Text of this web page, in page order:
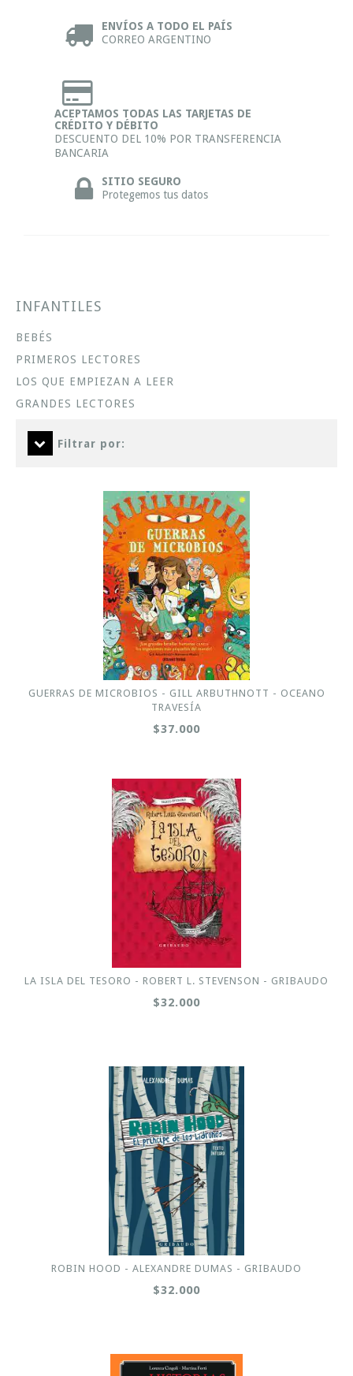
ENVÍOS A TODO EL PAÍS
CORREO ARGENTINO
ACEPTAMOS TODAS LAS TARJETAS DE
CRÉDITO Y DÉBITO
DESCUENTO DEL 10% POR TRANSFERENCIA
BANCARIA
SITIO SEGURO
Protegemos tus datos
INFANTILES
BEBÉS
PRIMEROS LECTORES
LOS QUE EMPIEZAN A LEER
GRANDES LECTORES
Filtrar por:
GUERRAS DE MICROBIOS - GILL ARBUTHNOTT - OCEANO
TRAVESÍA
$37.000
LA ISLA DEL TESORO - ROBERT L. STEVENSON - GRIBAUDO
$32.000
ROBIN HOOD - ALEXANDRE DUMAS - GRIBAUDO
$32.000